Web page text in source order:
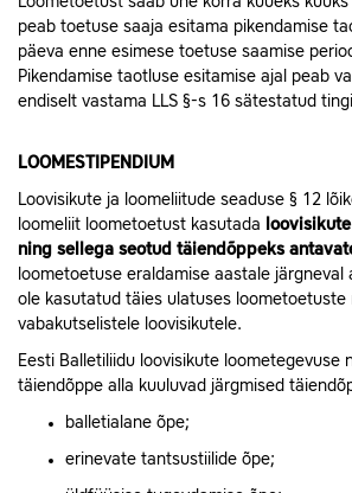
peab toetuse saaja esitama pikendamise
päeva enne esimese toetuse saamise
Pikendamise taotluse esitamise ajal peab
endiselt vastama LLS §-s 16 sätestatud
LOOMESTIPENDIUM
Loovisikute ja loomeliitude seaduse § 12
loomeliit loometoetust kasutada
ning sellega seotud täiendõppeks
loometoetuse eraldamise aastale
ole kasutatud täies ulatuses loometoetuste
vabakutselistele loovisikutele.
Eesti Balletiliidu loovisikute loometegevuse
täiendõppe alla kuuluvad järgmised
balletialane õpe;
erinevate tantsustiilide õpe;